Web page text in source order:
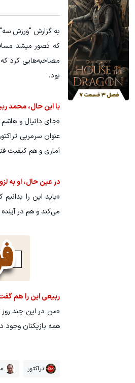
به گزارش "ورزش
مصاحبه‌هایی کرد
بود.
با این حال، محمد
«جای دانیال و هاشم
عنوان سرمربی
آماری و هم کیفیت
در عین حال، او به
«باید این را
می‌کند و هم در
ربیعی این را هم
«من در این چند
همه بازیکنان وجود
تراکتور
آمپول لاغری اسپارتینا، ا میلیون
کلیک کن!